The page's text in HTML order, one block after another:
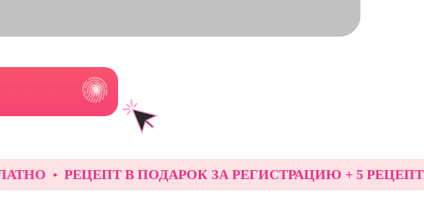
РЕЦЕПТ В ПОДАРОК ЗА РЕГИСТРАЦИЮ + 5 РЕЦЕПТОВ